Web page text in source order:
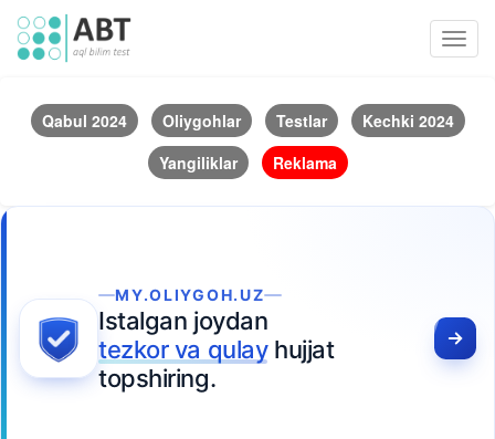
Qabul 2024 Oliygohlar Testlar
Kechki 2024
Yangiliklar
Reklama
MY.OLIYGOH.UZ
Istalgan joydan
tezkor va qulayhujjat
topshiring.